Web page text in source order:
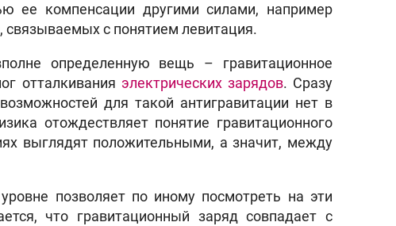
ее компенсации другими силами, например
связываемых с понятием левитация.
определенную вещь – гравитационное
отталкивания электрических зарядов. Сразу
для такой антигравитации нет в
отождествляет понятие гравитационного
выглядят положительными, а значит, между
позволяет по иному посмотреть на эти
что гравитационный заряд совпадает с